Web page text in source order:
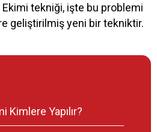
Ekimi tekniği, işte bu problemi
geliştirilmiş yeni bir tekniktir.
Kimlere Yapılır?